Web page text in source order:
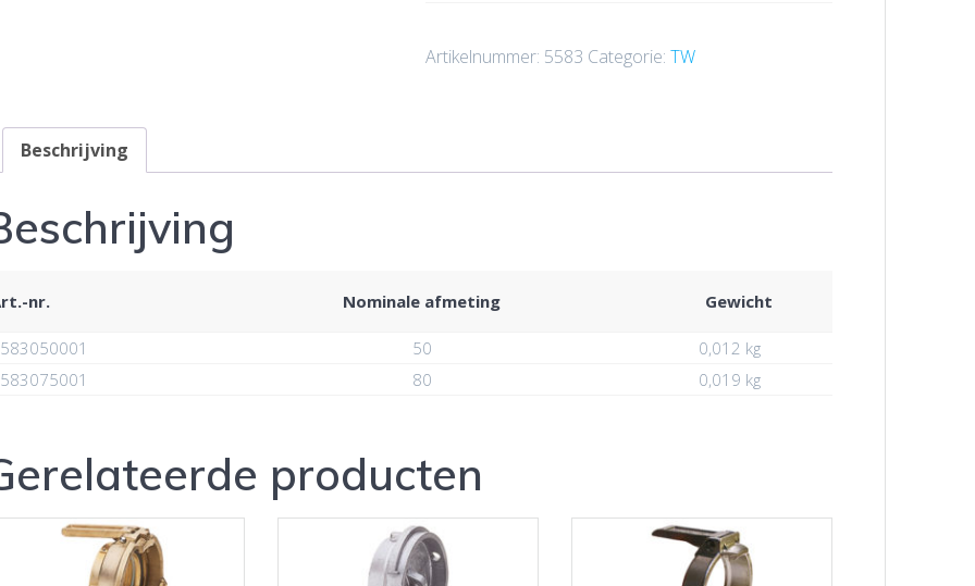
Artikelnummer: 5583 Categorie: TW
Beschrijving
nr. Nominale afmeting Gewicht
50
0,012 kg
80 0,019 kg
producten